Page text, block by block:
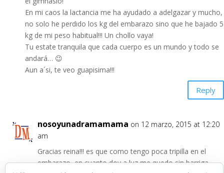
En mi caos la lactancia me ha ayudado a adelgazar y mucho,
no solo he perdido los kg del embarazo sino que he bajado 5
kg de mi peso habitual!!! Un chollo vaya!
Tu estate tranquila que cada cuerpo es un mundo y todo se
andará… 😉
Aun a´si, te veo guapisima!!!
Reply
nosoyunadramamama on 12 marzo, 2015 at 12:20
am
Gracias reina!!! es que como tengo poca tripilla en el
embarazo, en cuanto doy a luz me quedo sin barriga…